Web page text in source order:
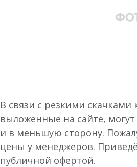
В связи с резкими
выложенные на сайте,
и в меньшую сторону.
цены у менеджеров.
публичной офертой.